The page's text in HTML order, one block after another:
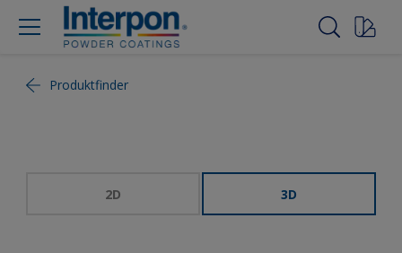
Produktfinder
2D 3D